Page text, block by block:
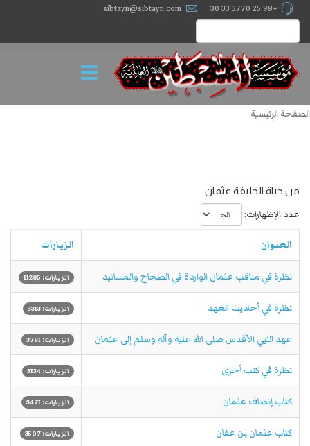
+98 25 3770 33 30
sibtayn@sibtayn.com
الصفحة الرئيسية
من حياة الخليفة عثمان
عدد الإظهارات:
العنوان الزيارات
نظرة في مناقب عثمان الواردة في الصحاح والمسانيد الزيارات: 11205
نظرة في أحاديث العهد الزيارات: 3313
عهد النبي الأقدس صلى الله عليه وآله وسلم إلى عثمان الزيارات: 3791
نظرة في كتب أخرى الزيارات: 3134
كتاب إنصاف عثمان الزيارات: 3471
كتاب عثمان بن عفان الزيارات: 3507